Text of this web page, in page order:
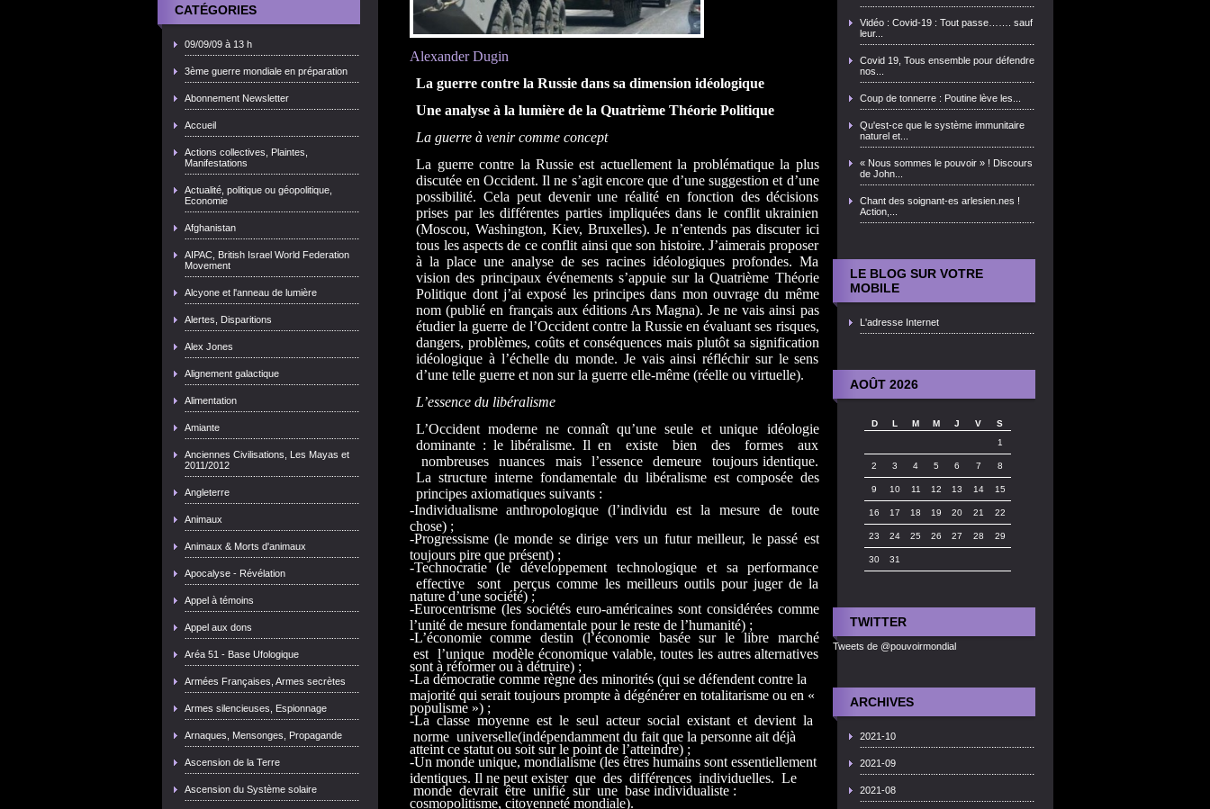
CATÉGORIES
09/09/09 à 13 h
3ème guerre mondiale en préparation
Abonnement Newsletter
Accueil
Actions collectives, Plaintes,
Manifestations
Actualité, politique ou géopolitique,
Economie
Afghanistan
AIPAC, British Israel World Federation
Movement
Alcyone et l'anneau de lumière
Alertes, Disparitions
Alex Jones
Alignement galactique
Alimentation
Amiante
Anciennes Civilisations, Les Mayas et
2011/2012
Angleterre
Animaux
Animaux & Morts d'animaux
Apocalyse - Révélation
Appel à témoins
Appel aux dons
Aréa 51 - Base Ufologique
Armées Françaises, Armes secrètes
Armes silencieuses, Espionnage
Arnaques, Mensonges, Propagande
Ascension de la Terre
Ascension du Système solaire
Vidéo : Covid-19 : Tout passe……. sauf
leur...
Covid 19, Tous ensemble pour défendre
nos...
Coup de tonnerre : Poutine lève les...
Qu'est-ce que le système immunitaire
naturel et...
« Nous sommes le pouvoir » ! Discours
de John...
Chant des soignant-es arlesien.nes !
Action,...
LE BLOG SUR VOTRE
MOBILE
L'adresse Internet
AOÛT 2026
D L M M J V
S
1
2 3 4 5 6 7 8
9 10 11 12 13 14 15
16 17 18 19 20 21 22
23 24 25 26 27 28 29
30 31
TWITTER
Tweets de @pouvoirmondial
ARCHIVES
2021-10
2021-09
2021-08
Alexander Dugin
La guerre contre la Russie dans sa dimension idéologique
Une analyse à la lumière de la Quatrième Théorie Politique
La guerre à venir comme concept
La guerre contre la Russie est actuellement la problématique la plus
discutée en Occident. Il ne s’agit encore que d’une suggestion et d’une
possibilité. Cela peut devenir une réalité en fonction des décisions
prises par les différentes parties impliquées dans le conflit ukrainien
(Moscou, Washington, Kiev, Bruxelles). Je n’entends pas discuter ici
tous les aspects de ce conflit ainsi que son histoire. J’aimerais proposer
à la place une analyse de ses racines idéologiques profondes. Ma
vision des principaux événements s’appuie sur la Quatrième Théorie
Politique dont j’ai exposé les principes dans mon ouvrage du même
nom (publié en français aux éditions Ars Magna). Je ne vais ainsi pas
étudier la guerre de l’Occident contre la Russie en évaluant ses risques,
dangers, problèmes, coûts et conséquences mais plutôt sa signification
idéologique à l’échelle du monde. Je vais ainsi réfléchir sur le sens
d’une telle guerre et non sur la guerre elle-même (réelle ou virtuelle).
L’essence du libéralisme
L’Occident moderne ne connaît qu’une seule et unique idéologie
dominante : le libéralisme. Il en existe bien des formes aux
nombreuses nuances mais l’essence demeure toujours identique.
La structure interne fondamentale du libéralisme est composée des
principes axiomatiques suivants :
-Individualisme anthropologique (l’individu est la mesure de toute
chose) ;
-Progressisme (le monde se dirige vers un futur meilleur, le passé est
toujours pire que présent) ;
-Technocratie (le développement technologique et sa performance
effective sont perçus comme les meilleurs outils pour juger de la
nature d’une société) ;
-Eurocentrisme (les sociétés euro-américaines sont considérées comme
l’unité de mesure fondamentale pour le reste de l’humanité) ;
-L’économie comme destin (l’économie basée sur le libre marché
est l’unique modèle économique valable, toutes les autres alternatives
sont à réformer ou à détruire) ;
-La démocratie comme règne des minorités (qui se défendent contre la
majorité qui serait toujours prompte à dégénérer en totalitarisme ou en «
populisme ») ;
-La classe moyenne est le seul acteur social existant et devient la
norme universelle(indépendamment du fait que la personne ait déjà
atteint ce statut ou soit sur le point de l’atteindre) ;
-Un monde unique, mondialisme (les êtres humains sont essentiellement
identiques. Il ne peut exister que des différences individuelles. Le
monde devrait être unifié sur une base individualiste :
cosmopolitisme, citoyenneté mondiale).